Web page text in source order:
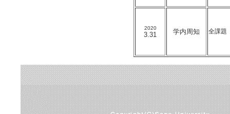
2020
3.31 学内周知 全課題